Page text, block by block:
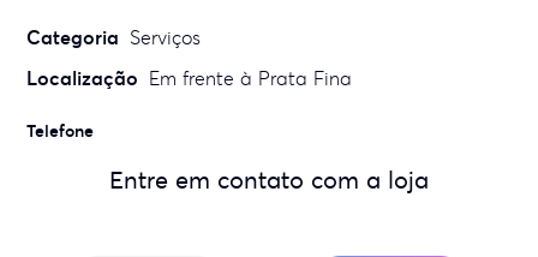
Categoria Serviços
Localização Em frente à Prata Fina
Telefone
Entre em contato com a loja